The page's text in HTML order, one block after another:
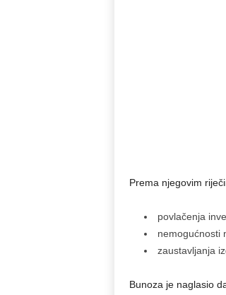
Prema njegovim
povlačenja
nemogućnosti
zaustavljanja
Bunoza je naglasio